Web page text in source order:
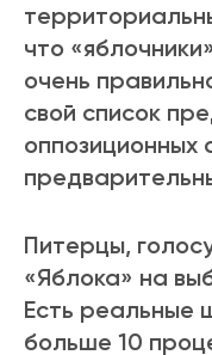
что
очень
свой список
оппозиционных
Питерцы,
«Яблока» на
Есть реальные
больше 10